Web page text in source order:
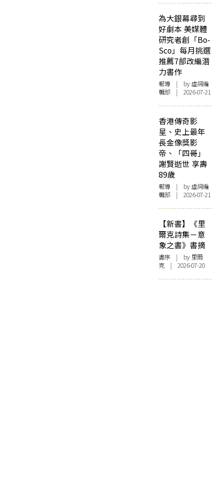
為大銀幕尋到
好劇本 美媒體
研究者創「Bo-
Sco」每月挑選
推薦7部改編潛
力書作
報導 | by 虛詞編
輯部 | 2026-07-21
香港傳奇影
星、史上最年
長金像獎影
帝、「四哥」
謝賢逝世 享壽
89歲
報導 | by 虛詞編
輯部 | 2026-07-21
【新書】《里
爾克詩集－意
象之書》書摘
書序 | by 里爾
克 | 2026-07-20